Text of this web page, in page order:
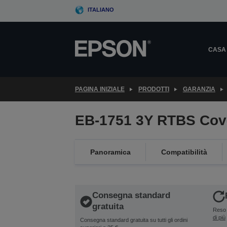
ITALIANO
CASA
PAGINA INIZIALE PRODOTTI GARANZIA
EB-1751 3Y RTBS
Panoramica Compatibilità
Consegna standard
gratuita
Consegna standard gratuita su tutti gli ordini
Reso
di più